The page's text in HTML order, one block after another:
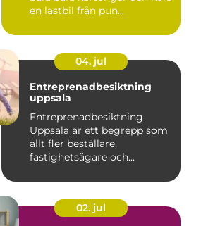
en lastbil från pun...
04. jul
Entreprenadbesiktning
uppsala
Entreprenadbesiktning
Uppsala är ett begrepp som
allt fler beställare,
fastighetsägare och
02. jul